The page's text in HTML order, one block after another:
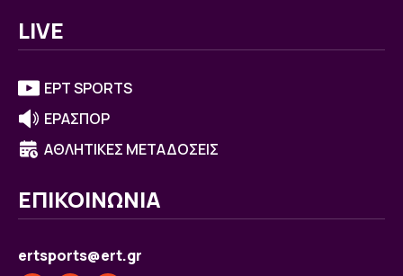
LIVE
ΕΡΤ SPORTS
ΕΡΑΣΠΟΡ
ΑΘΛΗΤΙΚΕΣ ΜΕΤΑΔΟΣΕΙΣ
ΕΠΙΚΟΙΝΩΝΙΑ
ertsports@ert.gr